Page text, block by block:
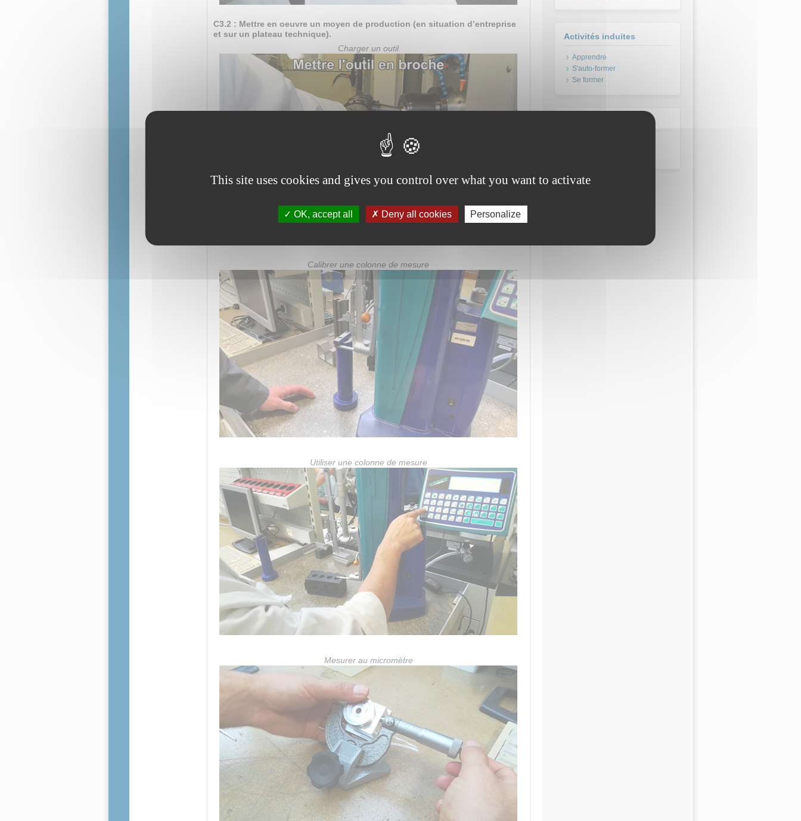
C3.2 : Mettre en oeuvre un moyen de production (en situation d’entreprise
et sur un plateau technique).
Charger un outil
Calibrer une colonne de mesure
Utiliser une colonne de mesure
Mesurer au micromètre
Activités induites
Apprendre
S'auto-former
Se former
This site uses cookies and gives you control over what you want to activate
OK, accept all Deny all cookies Personalize